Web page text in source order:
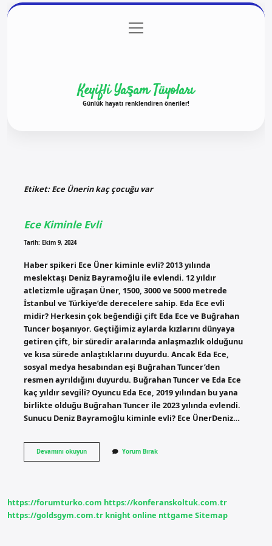
Gizlilik Politikası
menüyü
aç
Keyifli Yaşam Tüyoları
Günlük hayatı renklendiren öneriler!
Etiket:Ece Ünerin kaç çocuğu var
Ece Kiminle Evli
Tarih: Ekim 9, 2024
Haber spikeri Ece Üner kiminle evli? 2013 yılında
meslektaşı Deniz Bayramoğlu ile evlendi. 12 yıldır
atletizmle uğraşan Üner, 1500, 3000 ve 5000 metrede
İstanbul ve Türkiye’de derecelere sahip. Eda Ece evli
midir? Herkesin çok beğendiği çift Eda Ece ve Buğrahan
Tuncer boşanıyor. Geçtiğimiz aylarda kızlarını dünyaya
getiren çift, bir süredir aralarında anlaşmazlık olduğunu
ve kısa sürede anlaştıklarını duyurdu. Ancak Eda Ece,
sosyal medya hesabından eşi Buğrahan Tuncer’den
resmen ayrıldığını duyurdu. Buğrahan Tuncer ve Eda Ece
kaç yıldır sevgili? Oyuncu Eda Ece, 2019 yılından bu yana
birlikte olduğu Buğrahan Tuncer ile 2023 yılında evlendi.
Sunucu Deniz Bayramoğlu kiminle evli? Ece ÜnerDeniz…
Devamını okuyunEce
Kiminle
Yorum Bırak
https://forumturko.com https://konferanskoltuk.com.tr
https://goldsgym.com.tr knight online nttgame Sitemap